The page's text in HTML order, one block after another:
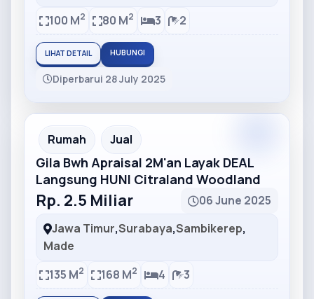
100 M2 80 M2 3 2
LIHAT DETAIL HUBUNGI
Diperbarui 28 July 2025
Partner Ad
Rumah Jual
Gila Bwh Apraisal 2M'an Layak DEAL
Langsung HUNI Citraland Woodland
Rp. 2.5 Miliar
06 June 2025
Jawa Timur,Surabaya,Sambikerep,
Made
135 M2 168 M2 4 3